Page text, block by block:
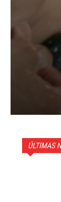
ÚLTIMAS